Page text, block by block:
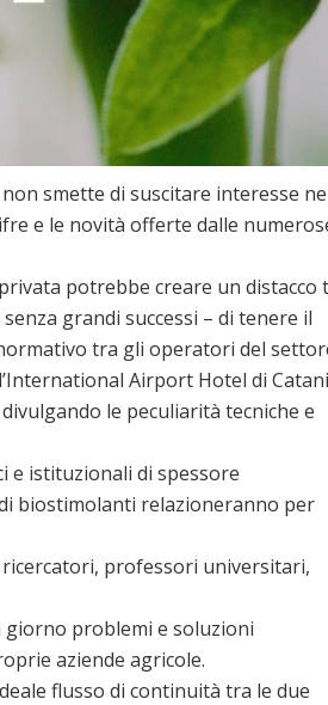
smette di suscitare interesse
e le novità offerte dalle
potrebbe creare un distacco
grandi successi – di tenere il
tra gli operatori del
Airport Hotel di
le peculiarità tecniche e
e istituzionali di spessore
biostimolanti relazioneranno per
ricercatori, professori universitari,
problemi e soluzioni
aziende agricole.
flusso di continuità tra le due